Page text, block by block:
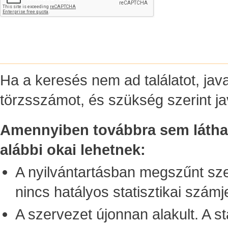
Ha a keresés nem ad találatot,
törzsszámot, és szükség szerint
Amennyiben továbbra sem
alábbi okai lehetnek:
A nyilvántartásban megszűnt
nincs hatályos statisztikai
A szervezet újonnan alakult. A